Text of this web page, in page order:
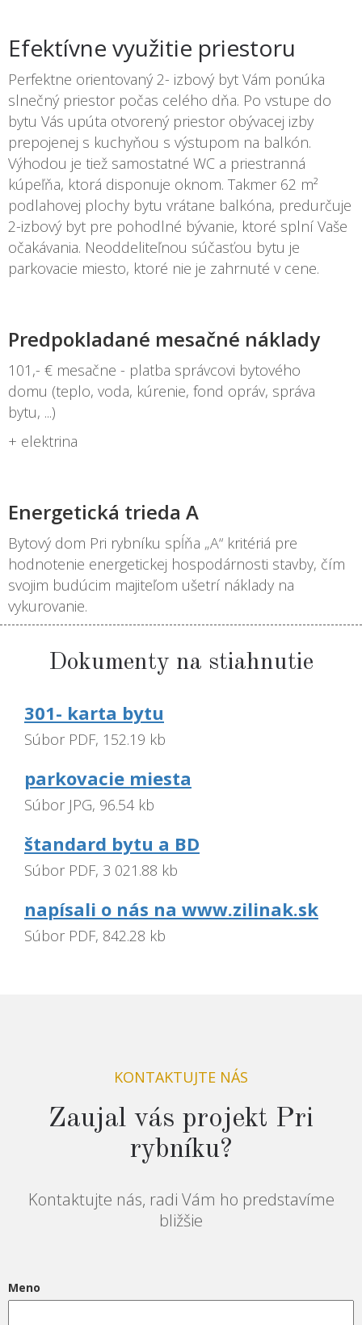
Efektívne využitie priestoru
Perfektne orientovaný 2- izbový byt Vám ponúka
slnečný priestor počas celého dňa. Po vstupe do
bytu Vás upúta otvorený priestor obývacej izby
prepojenej s kuchyňou s výstupom na balkón.
Výhodou je tiež samostatné WC a priestranná
kúpeľňa, ktorá disponuje oknom. Takmer 62 m²
podlahovej plochy bytu vrátane balkóna, predurčuje
2-izbový byt pre pohodlné bývanie, ktoré splní Vaše
očakávania. Neoddeliteľnou súčasťou bytu je
parkovacie miesto, ktoré nie je zahrnuté v cene.
Predpokladané mesačné náklady
101,- € mesačne - platba správcovi bytového
domu (teplo, voda, kúrenie, fond opráv, správa
bytu, ...)
+ elektrina
Energetická trieda A
Bytový dom Pri rybníku spĺňa „A“ kritériá pre
hodnotenie energetickej hospodárnosti stavby, čím
svojim budúcim majiteľom ušetrí náklady na
vykurovanie.
Dokumenty na stiahnutie
301- karta bytu
Súbor PDF, 152.19 kb
parkovacie miesta
Súbor JPG, 96.54 kb
štandard bytu a BD
Súbor PDF, 3 021.88 kb
napísali o nás na www.zilinak.sk
Súbor PDF, 842.28 kb
KONTAKTUJTE NÁS
Zaujal vás projekt Pri
rybníku?
Kontaktujte nás, radi Vám ho predstavíme
bližšie
Meno